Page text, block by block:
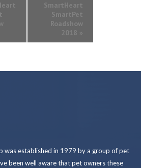
SmartHeart
SmartPet
Roadshow
2018 »
was established in 1979 by a group of pet
been well aware that pet owners these